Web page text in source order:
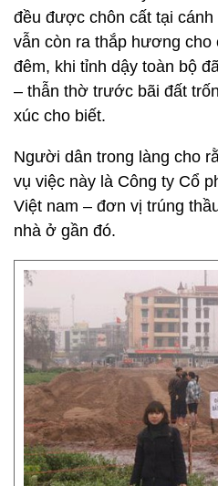
đều được chôn cất tại cánh
vẫn còn ra thắp hương cho
đêm, khi tỉnh dậy toàn bộ
– thẫn thờ trước bãi đất
xúc cho biết.
Người dân trong làng cho
vụ việc này là Công ty Cổ
Việt nam – đơn vị trúng
nhà ở gần đó.